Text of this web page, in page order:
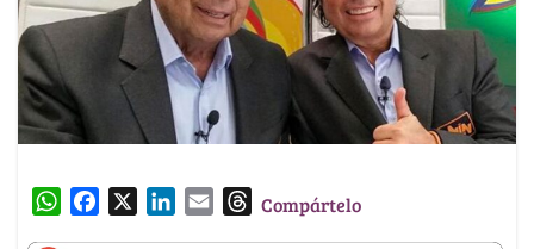
W
TCompártelo